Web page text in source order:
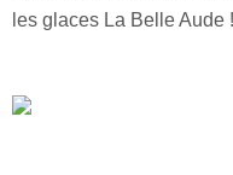
les glaces La Belle Aude !